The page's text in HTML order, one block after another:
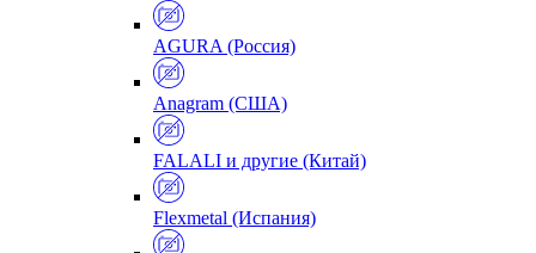
AGURA (Россия)
Anagram (США)
FALALI и другие (Китай)
Flexmetal (Испания)